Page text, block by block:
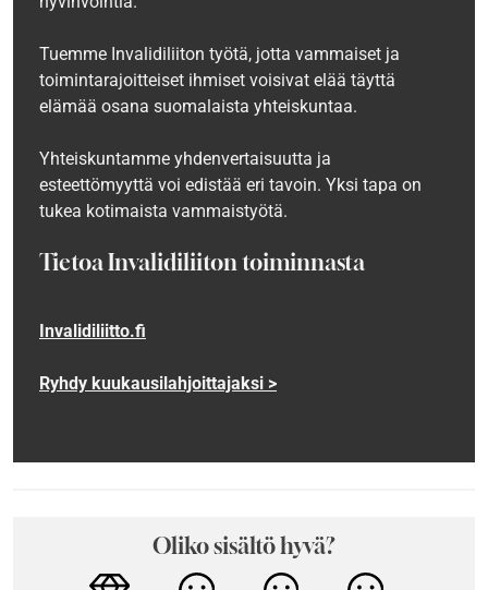
Tuemme Invalidiliiton työtä, jotta vammaiset ja
toimintarajoitteiset ihmiset voisivat elää täyttä
elämää osana suomalaista yhteiskuntaa.
Yhteiskuntamme yhdenvertaisuutta ja
esteettömyyttä voi edistää eri tavoin. Yksi tapa on
tukea kotimaista vammaistyötä.
Tietoa Invalidiliiton toiminnasta
Invalidiliitto.fi
Ryhdy kuukausilahjoittajaksi >
Oliko sisältö hyvä?